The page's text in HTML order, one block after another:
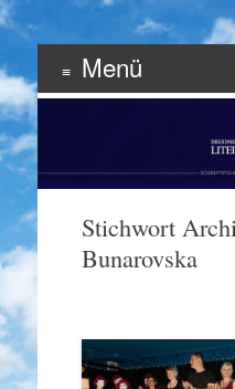
Schriftsteller
Menü
Stichwort
Bunarovska